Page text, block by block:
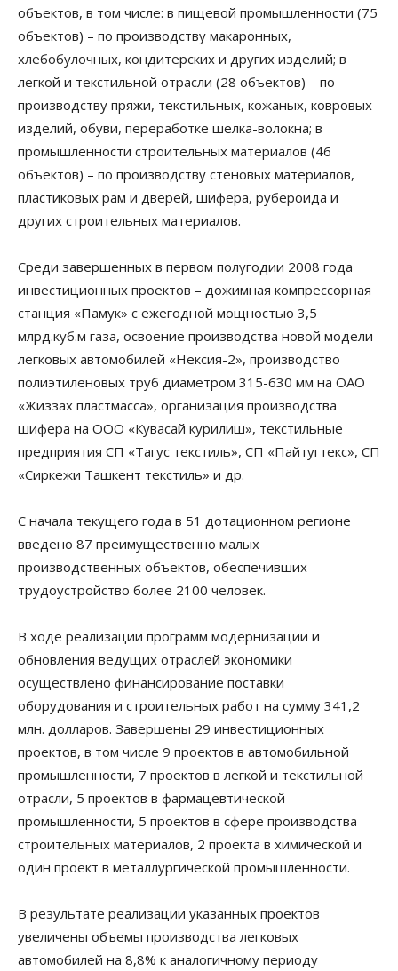
объектов, в том числе: в пищевой промышленности (75
объектов) – по производству макаронных,
хлебобулочных, кондитерских и других изделий; в
легкой и текстильной отрасли (28 объектов) – по
производству пряжи, текстильных, кожаных, ковровых
изделий, обуви, переработке шелка-волокна; в
промышленности строительных материалов (46
объектов) – по производству стеновых материалов,
пластиковых рам и дверей, шифера, рубероида и
других строительных материалов.
Среди завершенных в первом полугодии 2008 года
инвестиционных проектов – дожимная компрессорная
станция «Памук» с ежегодной мощностью 3,5
млрд.куб.м газа, освоение производства новой модели
легковых автомобилей «Нексия-2», производство
полиэтиленовых труб диаметром 315-630 мм на ОАО
«Жиззах пластмасса», организация производства
шифера на ООО «Кувасай курилиш», текстильные
предприятия СП «Тагус текстиль», СП «Пайтугтекс», СП
«Сиркежи Ташкент текстиль» и др.
С начала текущего года в 51 дотационном регионе
введено 87 преимущественно малых
производственных объектов, обеспечивших
трудоустройство более 2100 человек.
В ходе реализации программ модернизации и
обновления ведущих отраслей экономики
осуществлено финансирование поставки
оборудования и строительных работ на сумму 341,2
млн. долларов. Завершены 29 инвестиционных
проектов, в том числе 9 проектов в автомобильной
промышленности, 7 проектов в легкой и текстильной
отрасли, 5 проектов в фармацевтической
промышленности, 5 проектов в сфере производства
строительных материалов, 2 проекта в химической и
один проект в металлургической промышленности.
В результате реализации указанных проектов
увеличены объемы производства легковых
автомобилей на 8,8% к аналогичному периоду